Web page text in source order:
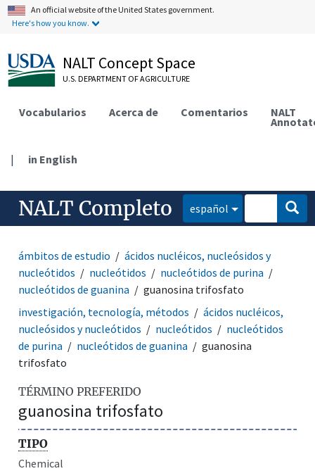
An official website of the United States government.
Here's how you know.
NALT Concept Space
U.S. DEPARTMENT OF AGRICULTURE
Vocabularios Acerca de Comentarios NALT
| in English
NALT Completo español
ámbitos de estudio
ácidos nucléicos, nucleósidos y
nucleótidos
nucleótidos
nucleótidos de purina
nucleótidos de guanina
guanosina trifosfato
investigación, tecnología, métodos
ácidos nucléicos,
nucleósidos y nucleótidos
nucleótidos
nucleótidos
de purina
nucleótidos de guanina
guanosina
trifosfato
TÉRMINO PREFERIDO
guanosina trifosfato
TIPO
Chemical